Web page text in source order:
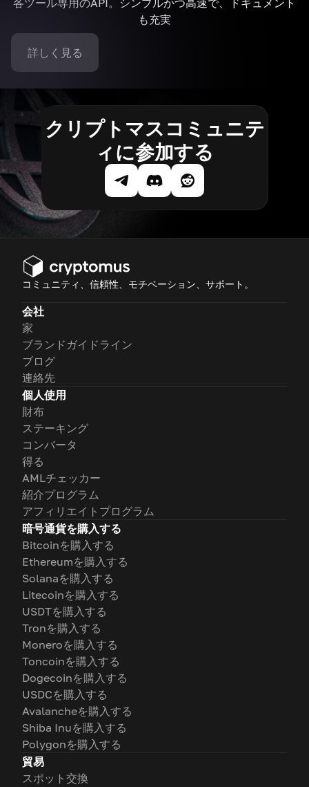
各ツール専用のAPI。シンプルかつ高速で、ドキュメント
も充実
詳しく見る
クリプトマスコミュニテ
ィに参加する
コミュニティ、信頼性、モチベーション、サポート。
会社
家
ブランドガイドライン
ブログ
連絡先
個人使用
財布
ステーキング
コンバータ
得る
AMLチェッカー
紹介プログラム
アフィリエイトプログラム
暗号通貨を購入する
Bitcoinを購入する
Ethereumを購入する
Solanaを購入する
Litecoinを購入する
USDTを購入する
Tronを購入する
Moneroを購入する
Toncoinを購入する
Dogecoinを購入する
USDCを購入する
Avalancheを購入する
Shiba Inuを購入する
Polygonを購入する
貿易
スポット交換